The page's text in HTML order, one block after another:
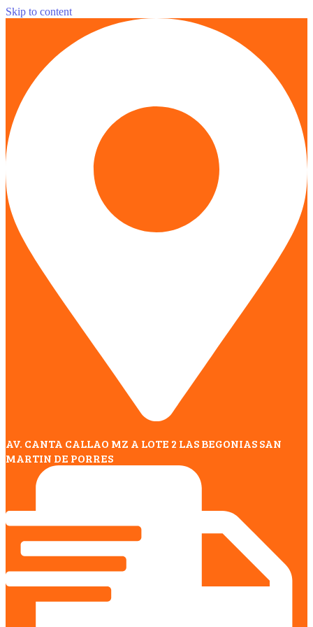
Skip to content
AV. CANTA CALLAO MZ A LOTE 2 LAS BEGONIAS SAN
MARTIN DE PORRES